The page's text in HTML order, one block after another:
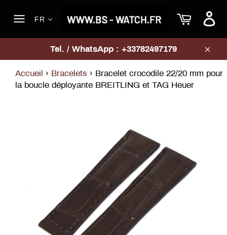
FR Panier
Tel. / WhatsApp : +33782497179
Accueil › Bracelets › Bracelet crocodile 22/20 mm pour
la boucle déployante BREITLING et TAG Heuer